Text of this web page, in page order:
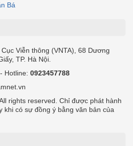
Bá
Viễn thông (VNTA), 68 Dương
TP. Hà Nội.
- Hotline: 0923457788
rights reserved. Chỉ được phát hành
khi có sự đồng ý bằng văn bản của